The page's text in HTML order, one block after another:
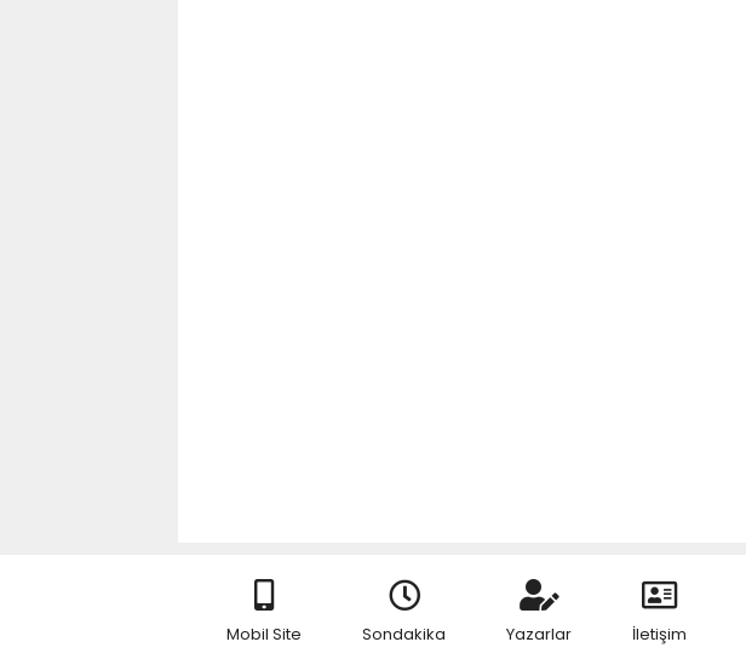
Mobil Site Sondakika Yazarlar İletişim